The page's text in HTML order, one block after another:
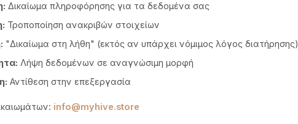
Δικαίωμα πληροφόρησης για τα δεδομένα σας
Τροποποίηση ανακριβών στοιχείων
"Δικαίωμα στη λήθη" (εκτός αν υπάρχει νόμιμος λόγος διατήρησης)
Λήψη δεδομένων σε αναγνώσιμη μορφή
Αντίθεση στην επεξεργασία
info@myhive.store